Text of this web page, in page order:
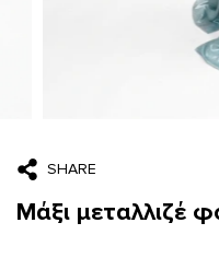
SHARE
Μάξι μεταλλιζέ